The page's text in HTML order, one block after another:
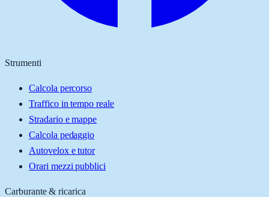
Strumenti
Calcola percorso
Traffico in tempo reale
Stradario e mappe
Calcola pedaggio
Autovelox e tutor
Orari mezzi pubblici
Carburante & ricarica